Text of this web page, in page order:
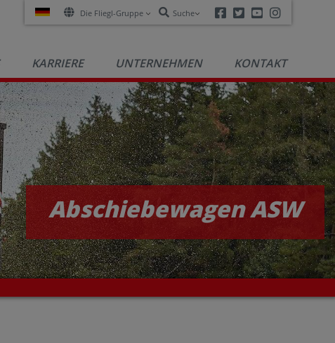
Die Fliegl-Gruppe Suche Facebook
TwitterYoutube
KARRIERE UNTERNEHMEN KONTAKT
Abschiebewagen ASW